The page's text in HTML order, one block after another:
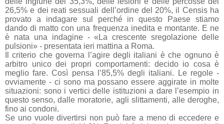
26,5% e dei reati sessuali dell’ordine del 20%, il Censis ha
provato a indagare sul perché in questo Paese stiamo
dando di matto con una frequenza inedita e montante. E ne
è nata una indagine - «La crescente sregolazione delle
pulsioni» - presentata ieri mattina a Roma.
Il criterio che governa l’agire degli italiani è che ognuno è
arbitro unico dei propri comportamenti: decido io cosa è
meglio fare. Così pensa l’85,5% degli italiani. Le regole -
ovviamente - ci sono ma possano essere aggirate in molte
situazioni: sono i vertici delle istituzioni a dare l’esempio in
questo senso, dalle moratorie, agli slittamenti, alle deroghe,
fino ai condoni.
Se uno vuole divertirsi non può fare a meno di eccedere e